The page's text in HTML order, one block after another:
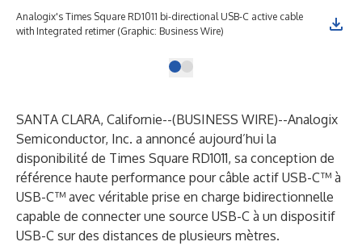
Analogix's Times Square RD1011 bi-directional USB-C active cable
with Integrated retimer (Graphic: Business Wire)
SANTA CLARA, Californie--(BUSINESS WIRE)--Analogix
Semiconductor, Inc. a annoncé aujourd’hui la
disponibilité de Times Square RD1011, sa conception de
référence haute performance pour câble actif USB-C™ à
USB-C™ avec véritable prise en charge bidirectionnelle
capable de connecter une source USB-C à un dispositif
USB-C sur des distances de plusieurs mètres.